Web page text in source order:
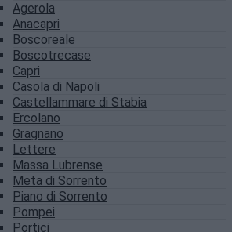
Agerola
Anacapri
Boscoreale
Boscotrecase
Capri
Casola di Napoli
Castellammare di Stabia
Ercolano
Gragnano
Lettere
Massa Lubrense
Meta di Sorrento
Piano di Sorrento
Pompei
Portici